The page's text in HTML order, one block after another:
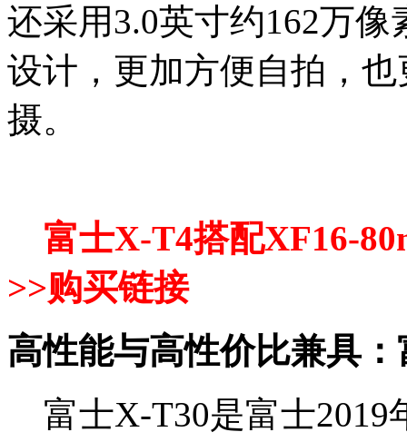
还采用3.0英寸约162万
设计，更加方便自拍，
摄。
富士X-T4搭配XF16-
>>购买链接
高性能与高性价比兼具
富士X-T30是富士2019